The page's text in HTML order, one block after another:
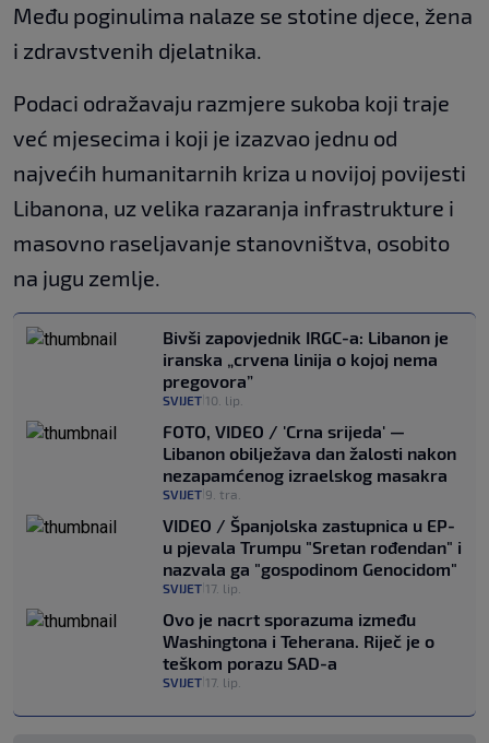
Među poginulima nalaze se stotine djece, žena
i zdravstvenih djelatnika.
Podaci odražavaju razmjere sukoba koji traje
već mjesecima i koji je izazvao jednu od
najvećih humanitarnih kriza u novijoj povijesti
Libanona, uz velika razaranja infrastrukture i
masovno raseljavanje stanovništva, osobito
na jugu zemlje.
Bivši zapovjednik IRGC-a: Libanon je
iranska „crvena linija o kojoj nema
pregovora”
SVIJET 10. lip.
FOTO, VIDEO / 'Crna srijeda' —
Libanon obilježava dan žalosti nakon
nezapamćenog izraelskog masakra
SVIJET 9. tra.
VIDEO / Španjolska zastupnica u EP-
u pjevala Trumpu "Sretan rođendan" i
nazvala ga "gospodinom Genocidom"
SVIJET 17. lip.
Ovo je nacrt sporazuma između
Washingtona i Teherana. Riječ je o
teškom porazu SAD-a
SVIJET 17. lip.